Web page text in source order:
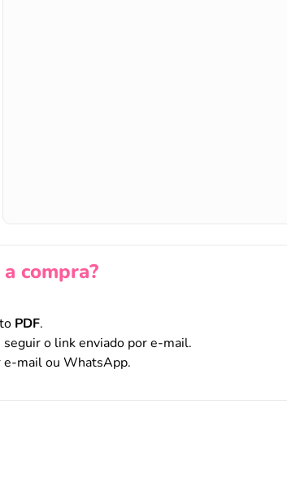
compra?
PDF.
seguir o link enviado por e-mail.
e-mail ou WhatsApp.